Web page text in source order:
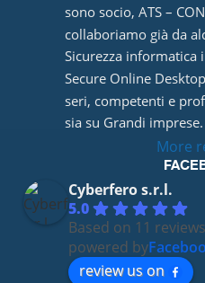
sono socio, ATS –
collaboriamo già da
Sicurezza informatica
Secure Online
seri, competenti e
sia su Grandi imprese.
More
Cyberfero s.r.l.
5.0
Based on 11 reviews
powered by
review us on